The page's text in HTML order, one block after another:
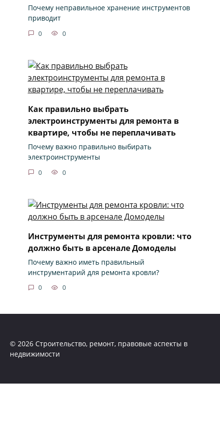
Почему неправильное хранение инструментов
приводит
0 0
Как правильно выбрать
электроинструменты для ремонта в
квартире, чтобы не переплачивать
Почему важно правильно выбирать
электроинструменты
0 0
Инструменты для ремонта кровли: что
должно быть в арсенале Домоделы
Почему важно иметь правильный
инструментарий для ремонта кровли?
0 0
© 2026 Строительство, ремонт, правовые аспекты в
недвижимости